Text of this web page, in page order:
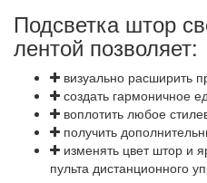
Подсветка штор
лентой позволяет:
визуально расширить
создать гармоничное
воплотить любое
получить
изменять цвет штор и
пульта дистанционного